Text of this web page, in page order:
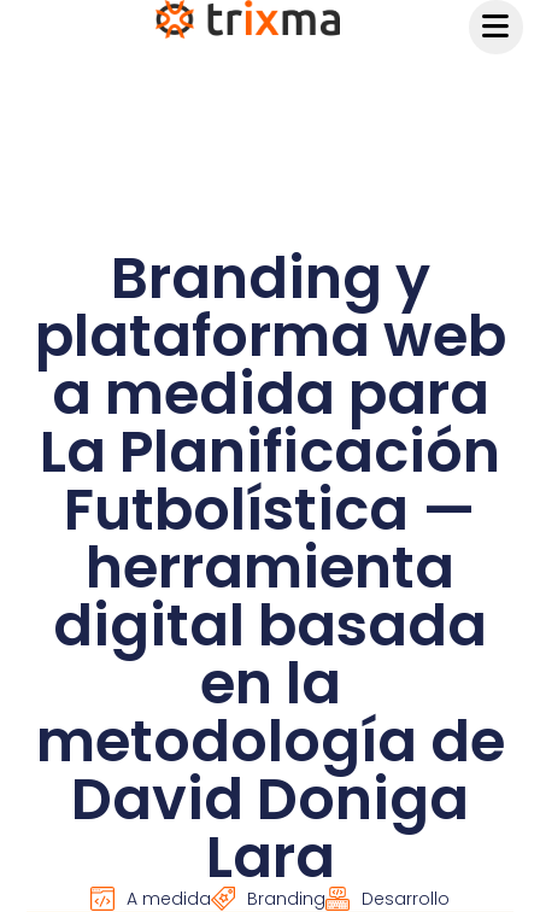
Branding y
plataforma web
a medida para
La Planificación
Futbolística —
herramienta
digital basada
en la
metodología de
David Doniga
Lara
A medida Branding Desarrollo